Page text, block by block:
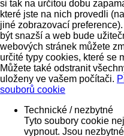
si tak na určitou dobu
které jste na nich provedli
jiné zobrazovací
být snazší a web bude
webových stránek můžete
určité typy cookies, které se
Můžete také odstranit
uloženy ve vašem počítači.
souborů cookie
Technické / nezbytné
Tyto soubory cookie
vypnout. Jsou